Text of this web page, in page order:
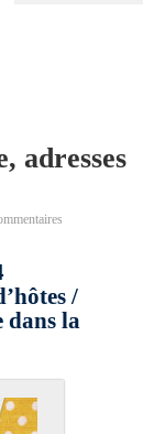
adresses
/
dans la